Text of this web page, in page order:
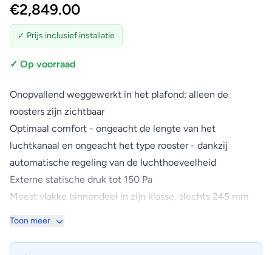
€2,849.00
✓ Prijs inclusief installatie
✓ Op voorraad
Onopvallend weggewerkt in het plafond: alleen de
roosters zijn zichtbaar
Optimaal comfort - ongeacht de lengte van het
luchtkanaal en ongeacht het type rooster - dankzij
automatische regeling van de luchthoeveelheid
Externe statische druk tot 150 Pa
Meest vlakke binnendeel in zijn klasse, slechts 245 mm
kleinere milieu-impact
Toon meer